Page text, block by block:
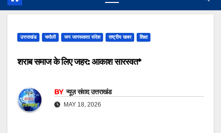
उत्तराखंड चमोली जन जागरूकता संदेश राष्ट्रीय खबर शिक्षा
शराब समाज के लिए जहर: आकाश सारस्वत*
BY न्यूज़ संवाद उत्तराखंड
MAY 18, 2026